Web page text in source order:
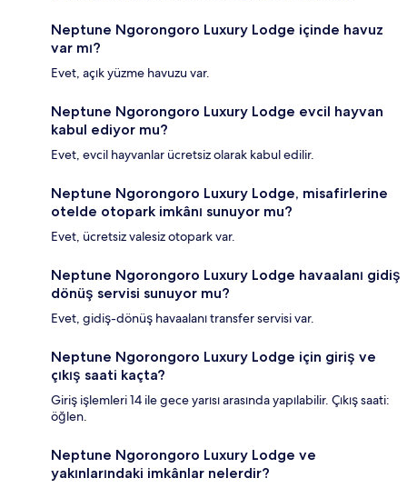
Neptune Ngorongoro Luxury Lodge içinde havuz
var mı?
Evet, açık yüzme havuzu var.
Neptune Ngorongoro Luxury Lodge evcil hayvan
kabul ediyor mu?
Evet, evcil hayvanlar ücretsiz olarak kabul edilir.
Neptune Ngorongoro Luxury Lodge, misafirlerine
otelde otopark imkânı sunuyor mu?
Evet, ücretsiz valesiz otopark var.
Neptune Ngorongoro Luxury Lodge havaalanı gidiş
dönüş servisi sunuyor mu?
Evet, gidiş-dönüş havaalanı transfer servisi var.
Neptune Ngorongoro Luxury Lodge için giriş ve
çıkış saati kaçta?
Giriş işlemleri 14 ile gece yarısı arasında yapılabilir. Çıkış saati:
öğlen.
Neptune Ngorongoro Luxury Lodge ve
yakınlarındaki imkânlar nelerdir?